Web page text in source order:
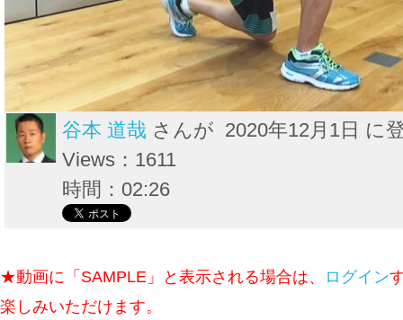
谷本 道哉 さんが 2020年12月1日 に
Views：1611
時間：02:26
★動画に「SAMPLE」と表示される場合は、 ログイン
楽しみいただけます。